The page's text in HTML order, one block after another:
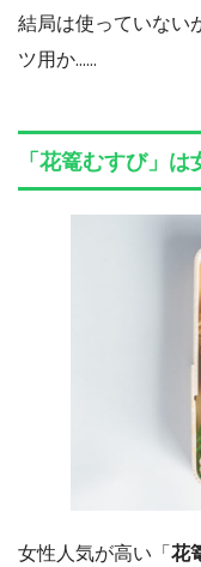
結局は使っていない
ツ用か……
「花篭むすび」
女性人気が高い「花